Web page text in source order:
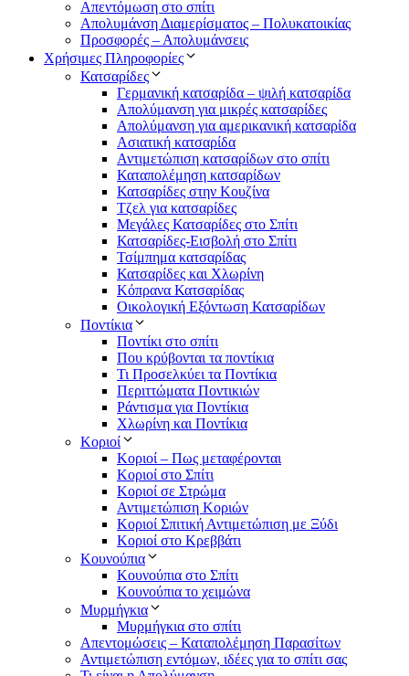
Απεντόμωση στο σπίτι
Απολυμάνση Διαμερίσματος – Πολυκατοικίας
Προσφορές – Απολυμάνσεις
Χρήσιμες Πληροφορίες
Κατσαρίδες
Γερμανική κατσαρίδα – ψιλή κατσαρίδα
Απολύμανση για μικρές κατσαρίδες
Απολύμανση για αμερικανική κατσαρίδα
Ασιατική κατσαρίδα
Αντιμετώπιση κατσαρίδων στο σπίτι
Καταπολέμηση κατσαρίδων
Κατσαρίδες στην Κουζίνα
Τζελ για κατσαρίδες
Μεγάλες Κατσαρίδες στο Σπίτι
Κατσαρίδες-Εισβολή στο Σπίτι
Τσίμπημα κατσαρίδας
Κατσαρίδες και Χλωρίνη
Κόπρανα Κατσαρίδας
Οικολογική Εξόντωση Κατσαρίδων
Ποντίκια
Ποντίκι στο σπίτι
Που κρύβονται τα ποντίκια
Τι Προσελκύει τα Ποντίκια
Περιττώματα Ποντικιών
Ράντισμα για Ποντίκια
Χλωρίνη και Ποντίκια
Κοριοί
Κοριοί – Πως μεταφέρονται
Κοριοί στο Σπίτι
Κοριοί σε Στρώμα
Αντιμετώπιση Κοριών
Κοριοί Σπιτική Αντιμετώπιση με Ξύδι
Κοριοί στο Κρεββάτι
Κουνούπια
Κουνούπια στο Σπίτι
Κουνούπια το χειμώνα
Μυρμήγκια
Μυρμήγκια στο σπίτι
Απεντομώσεις – Καταπολέμηση Παρασίτων
Αντιμετώπιση εντόμων, ιδέες για το σπίτι σας